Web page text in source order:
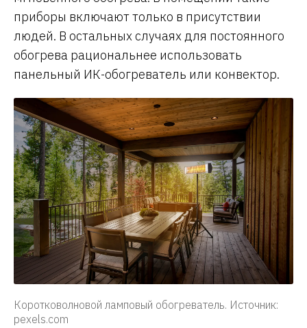
приборы включают только в присутствии
людей. В остальных случаях для постоянного
обогрева рациональнее использовать
панельный ИК-обогреватель или конвектор.
Коротковолновой ламповый обогреватель. Источник:
pexels.com